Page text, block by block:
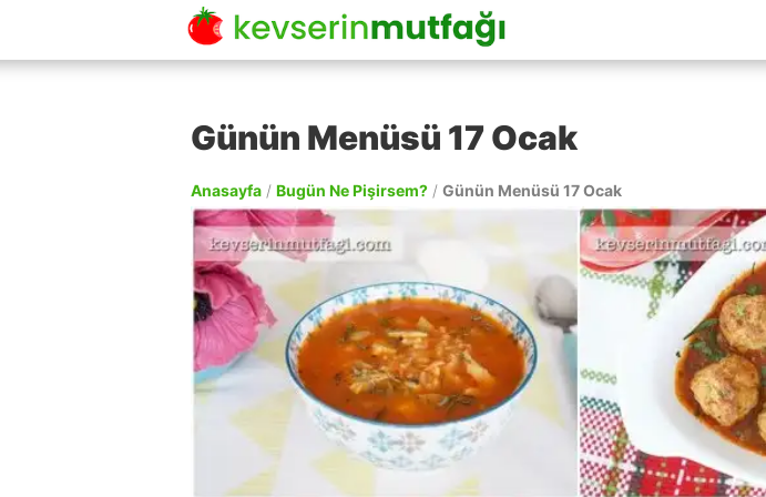
Günün Menüsü 17 Ocak
Anasayfa / Bugün Ne Pişirsem? / Günün Menüsü 17 Ocak